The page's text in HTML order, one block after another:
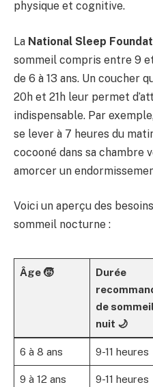
physique et cognitive.
La National Sleep
sommeil compris entre 9
de 6 à 13 ans. Un coucher
20h et 21h leur permet
indispensable. Par
se lever à 7 heures du
cocooné dans sa chambre
amorcer un
Voici un aperçu des
sommeil nocturne :
Âge 🧒
Durée
de
nuit 🌙
6 à 8 ans 9-11 heures
9 à 12 ans 9-11 heures